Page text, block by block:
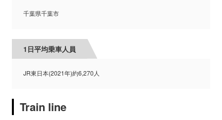
千葉県千葉市
1日平均乗車人員
JR東日本(2021年)約6,270人
Train line